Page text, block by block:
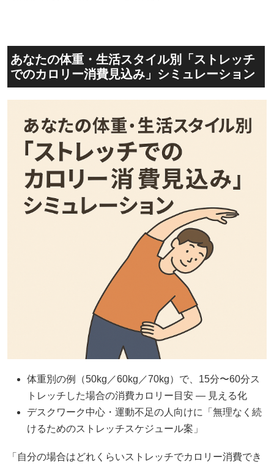
あなたの体重・生活スタイル別「ストレッチ
でのカロリー消費見込み」シミュレーション
体重別の例（50kg／60kg／70kg）で、15分〜60分ス
トレッチした場合の消費カロリー目安 — 見える化
デスクワーク中心・運動不足の人向けに「無理なく続
けるためのストレッチスケジュール案」
「自分の場合はどれくらいストレッチでカロリー消費でき